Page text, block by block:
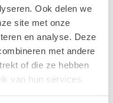
Ook delen we
site met onze
en analyse. Deze
met andere
of die ze hebben
van hun services.